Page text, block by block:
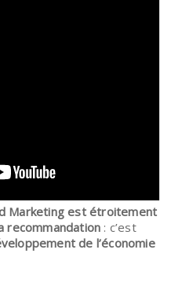
Marketing est étroitement
recommandation : c’est
de l’économie